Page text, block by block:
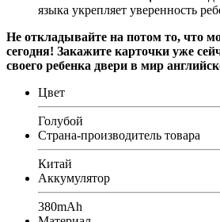
языка укрепляет уверенность
Не откладывайте на потом то, что
сегодня! Закажите карточки уже
своего ребенка двери в мир
Цвет
Голубой
Страна-производитель товара
Китай
Аккумулятор
380mAh